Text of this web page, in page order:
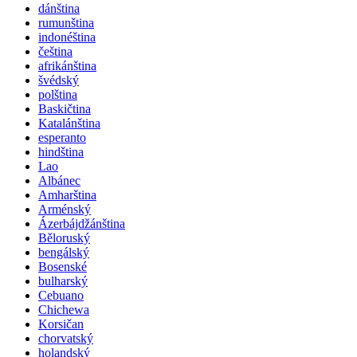
dánština
rumunština
indonéština
čeština
afrikánština
švédský
polština
Baskičtina
Katalánština
esperanto
hindština
Lao
Albánec
Amharština
Arménský
Ázerbájdžánština
Běloruský
bengálský
Bosenské
bulharský
Cebuano
Chichewa
Korsičan
chorvatský
holandský